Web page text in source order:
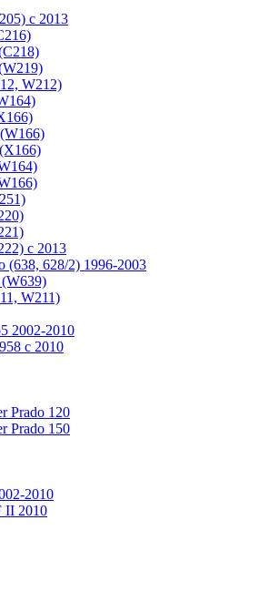
с 2013
W212)
с 2013
(638, 628/2) 1996-2003
W211)
2002-2010
с 2010
Prado 120
Prado 150
2010
II 2010